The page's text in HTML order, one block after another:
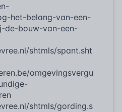
het-belang-van-een-
de-bouw-van-een-
shtmls/spant.sht
omgevingsvergu
shtmls/gording.s